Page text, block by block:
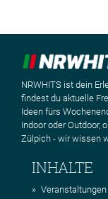
NRWHITS ist dein
findest du aktuelle
Ideen fürs
Indoor oder Outdoor,
Zülpich - wir wissen
INHALTE
Veranstaltungen